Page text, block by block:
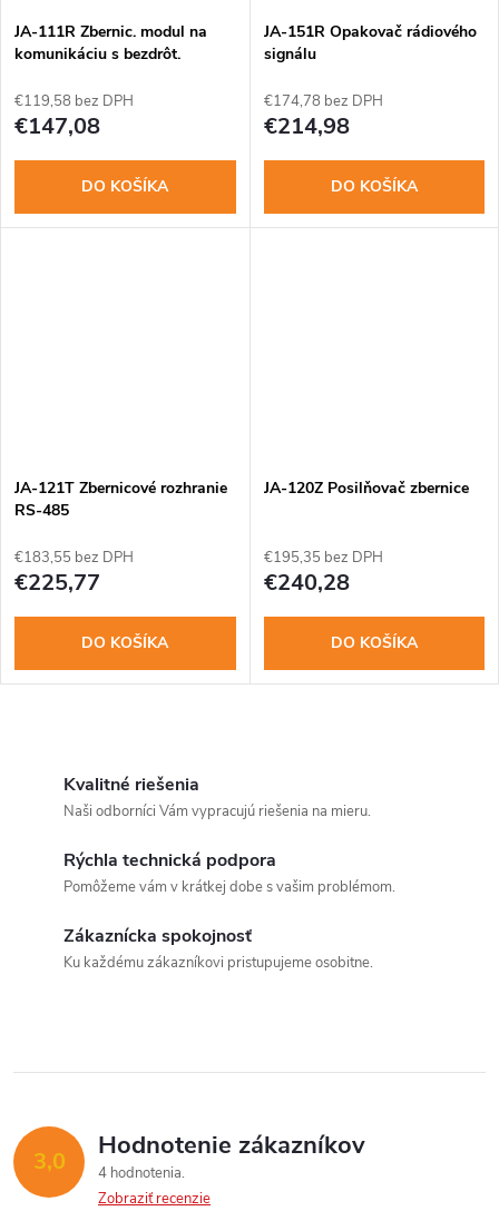
o
v
v
JA-111R Zbernic. modul na
komunikáciu s bezdrôt.
€119,58 bez DPH
€147,08
DO KOŠÍKA
JA-151R Opakovač rádiového
signálu
€174,78 bez DPH
€214,98
DO KOŠÍKA
JA-121T Zbernicové rozhranie
RS-485
€183,55 bez DPH
€225,77
DO KOŠÍKA
JA-120Z Posilňovač zbernice
€195,35 bez DPH
€240,28
DO KOŠÍKA
i
p
r
Kvalitné riešenia
Naši odborníci Vám vypracujú riešenia na mieru.
Rýchla technická podpora
Pomôžeme vám v krátkej dobe s vašim problémom.
Zákaznícka spokojnosť
Ku každému zákazníkovi pristupujeme osobitne.
3,0 Hodnotenie zákazníkov
4 hodnotenia
Zobraziť recenzie